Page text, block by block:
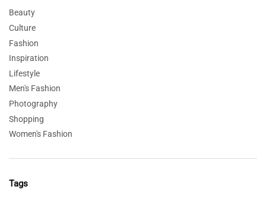
Beauty
Culture
Fashion
Inspiration
Lifestyle
Men's Fashion
Photography
Shopping
Women's Fashion
Tags